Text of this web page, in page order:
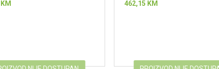
KM
462,15 KM